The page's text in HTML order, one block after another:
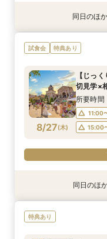
8/26(水)
【平日人
邸宅&試食
11:00
16:00
8/26(水)
【比較見
ショート
11:00
15:00
17:00
8/26(水)
【平日限
験！結婚
16:00
17:00
18:00
同日のほ
試食会 特典あり
8/27(木)
【じっ
切見学×
所要時
11:00
15:00
【平日
同日のほ
特典あり